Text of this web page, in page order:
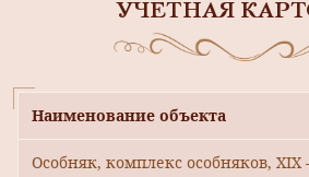
УЧЕТНАЯ
Наименование объекта
Особняк, комплекс особняков,